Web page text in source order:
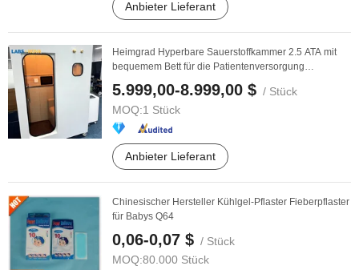
Anbieter Lieferant
Heimgrad Hyperbare Sauerstoffkammer 2.5 ATA mit
bequemem Bett für die Patientenversorgung
5.999,00-8.999,00 $ / Stück
MOQ:1 Stück
Anbieter Lieferant
Chinesischer Hersteller Kühlgel-Pflaster Fieberpflaster
für Babys Q64
0,06-0,07 $ / Stück
MOQ:80.000 Stück